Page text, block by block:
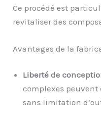
Ce procédé est
revitaliser des
Avantages de la
Liberté de
complexes peuvent
sans limitation